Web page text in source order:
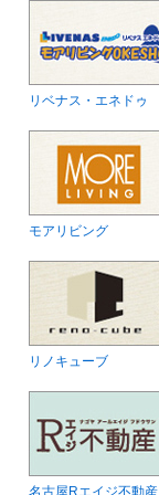
リベナス・エネドゥ
モアリビング
リノキューブ
名古屋Rエイジ不動産